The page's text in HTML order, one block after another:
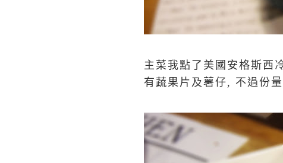
主菜我點了美國安格斯西
有蔬果片及薯仔, 不過份